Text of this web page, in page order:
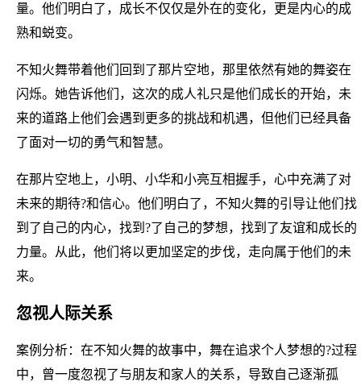
量。他们明白了，成长不仅仅是外在的变化，更是内心的成
熟和蜕变。
不知火舞带着他们回到了那片空地，那里依然有她的舞姿在
闪烁。她告诉他们，这次的成人礼只是他们成长的开始，未
来的道路上他们会遇到更多的挑战和机遇，但他们已经具备
了面对一切的勇气和智慧。
在那片空地上，小明、小华和小亮互相握手，心中充满了对
未来的期待?和信心。他们明白了，不知火舞的引导让他们找
到了自己的内心，找到?了自己的梦想，找到了友谊和成长的
力量。从此，他们将以更加坚定的步伐，走向属于他们的未
来。
忽视人际关系
案例分析：在不知火舞的故事中，舞在追求个人梦想的?过程
中，曾一度忽视了与朋友和家人的关系，导致自己逐渐孤